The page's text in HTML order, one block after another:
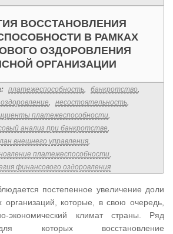
ВОССТАНОВЛЕНИЯ
В РАМКАХ
ОЗДОРОВЛЕНИЯ
ОРГАНИЗАЦИИ
платежеспособность, банкротство,
, несостоятельность,
платежеспособности,
анализ при банкротстве,
внешнего управления,
платежеспособности,
финансового оздоровления
постепенное увеличение доли
организаций, которые, в свою очередь,
экономический климат страны. Ряд
которых восстановление